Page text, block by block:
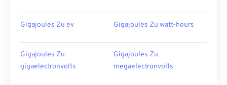
Gigajoules Zu ev Gigajoules Zu watt-hours
Gigajoules Zu
gigaelectronvolts
Gigajoules Zu
megaelectronvolts